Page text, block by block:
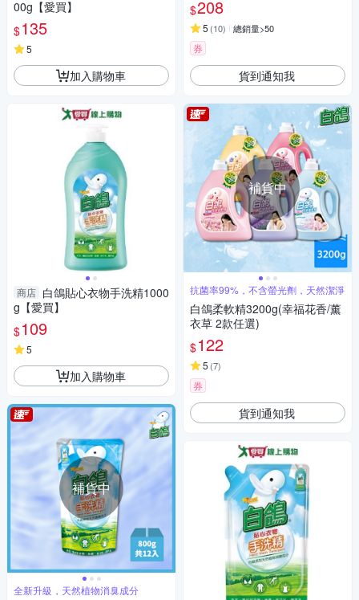
00g【愛買】
$135
5
加入購物車
商店 白鴿貼心衣物手洗精1000
g【愛買】
$109
5
加入購物車
補貨中
全新升級，天然植物消臭成分
$208
5 (10) 總銷量>50
券
貨到通知我
補貨中
抗菌率99%，不含螢光劑，天然潔淨
白鴿柔軟精3200g(幸福花香/薰
衣草 2款任選)
$122
5 (7)
券
貨到通知我